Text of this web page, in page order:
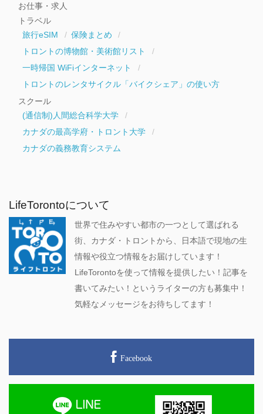
お仕事・求人
トラベル
旅行eSIM
保険まとめ
トロントの博物館・美術館リスト
一時帰国 WiFiインターネット
トロントのレンタサイクル「バイクシェア」の使い方
スクール
(通信制)人間総合科学大学
カナダの最高学府・トロント大学
カナダの義務教育システム
LifeTorontoについて
世界で住みやすい都市の一つとして選ばれる
街、カナダ・トロントから、日本語で現地の生
情報や役立つ情報をお届けしています！
LifeTorontoを使って情報を提供したい！記事を
書いてみたい！というライターの方も募集中！
気軽なメッセージをお待ちしてます！
Facebook